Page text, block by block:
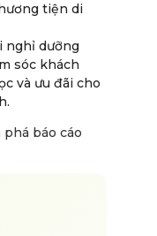
tiện di
nghỉ dưỡng
sóc khách
và ưu đãi cho
báo cáo